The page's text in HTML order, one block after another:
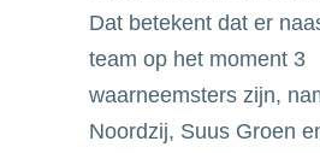
Dat betekent dat er
team op het moment 3
waarneemsters zijn,
Noordzij, Suus Groen